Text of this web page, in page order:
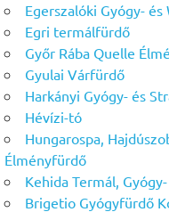
Egerszalóki Gyógy-
Egri termálfürdő
Győr Rába Quelle
Gyulai Várfürdő
Harkányi Gyógy- és
Hévízi-tó
Hungarospa,
Élményfürdő
Kehida Termál,
Brigetio Gyógyfürdő